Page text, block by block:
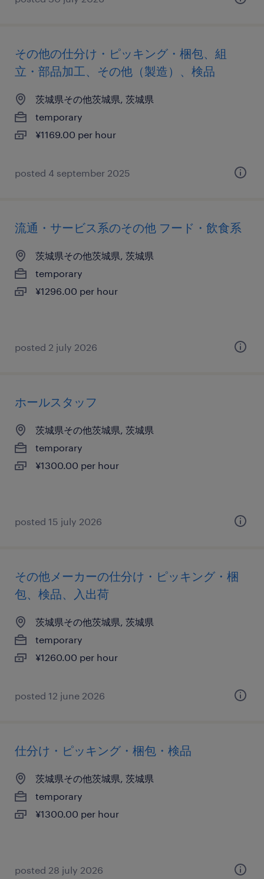
その他の仕分け・ピッキング・梱包、組
立・部品加工、その他（製造）、検品
茨城県その他茨城県, 茨城県
temporary
¥1169.00 per hour
posted 4 september 2025
流通・サービス系のその他 フード・飲食系
茨城県その他茨城県, 茨城県
temporary
¥1296.00 per hour
posted 2 july 2026
ホールスタッフ
茨城県その他茨城県, 茨城県
temporary
¥1300.00 per hour
posted 15 july 2026
その他メーカーの仕分け・ピッキング・梱
包、検品、入出荷
茨城県その他茨城県, 茨城県
temporary
¥1260.00 per hour
posted 12 june 2026
仕分け・ピッキング・梱包・検品
茨城県その他茨城県, 茨城県
temporary
¥1300.00 per hour
posted 28 july 2026